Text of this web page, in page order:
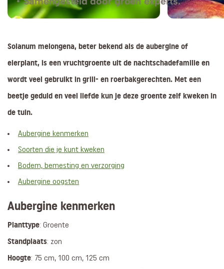
Solanum melongena, beter bekend als de aubergine of
eierplant, is een vruchtgroente uit de nachtschadefamilie en
wordt veel gebruikt in grill- en roerbakgerechten. Met een
beetje geduld en veel liefde kun je deze groente zelf kweken in
de tuin.
Aubergine kenmerken
Soorten die je kunt kweken
Bodem, bemesting en verzorging
Aubergine oogsten
Aubergine kenmerken
Planttype: Groente
Standplaats: zon
Hoogte: 75 cm, 100 cm, 125 cm